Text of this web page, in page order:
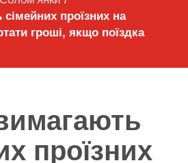
проїзних на
гроші, якщо поїздка
проїзних